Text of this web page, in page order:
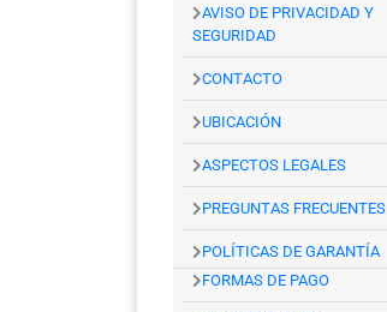
AVISO DE PRIVACIDAD Y
SEGURIDAD
CONTACTO
UBICACIÓN
ASPECTOS LEGALES
PREGUNTAS FRECUENTES
POLÍTICAS DE GARANTÍA
FORMAS DE PAGO